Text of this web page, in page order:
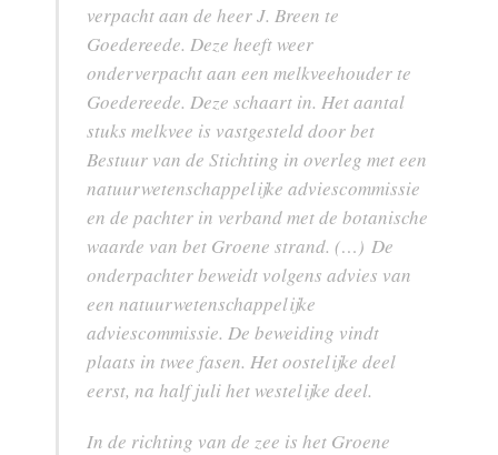
verpacht aan de heerJ. Breen te
Goedereede. Deze heeft weer
onderverpacht aan een melkveehouder te
Goedereede. Deze schaart in. Het aantal
stuks melkvee is vastgesteld door bet
Bestuur van de Stichting in overleg met een
natuurwetenschappelijke adviescommissie
en de pachter in verband met de botanische
waarde van bet Groene strand. (…) De
onderpachter beweidt volgens advies van
een natuurwetenschappelijke
adviescommissie. De beweiding vindt
plaats in twee fasen. Het oostelijke deel
eerst, na half juli het westelijke deel.
In de richting van de zee is het Groene